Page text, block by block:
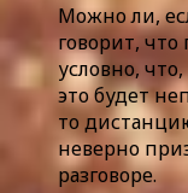
Можно ли,
говорит,
условно,
это будет
то
неверно
разговоре.